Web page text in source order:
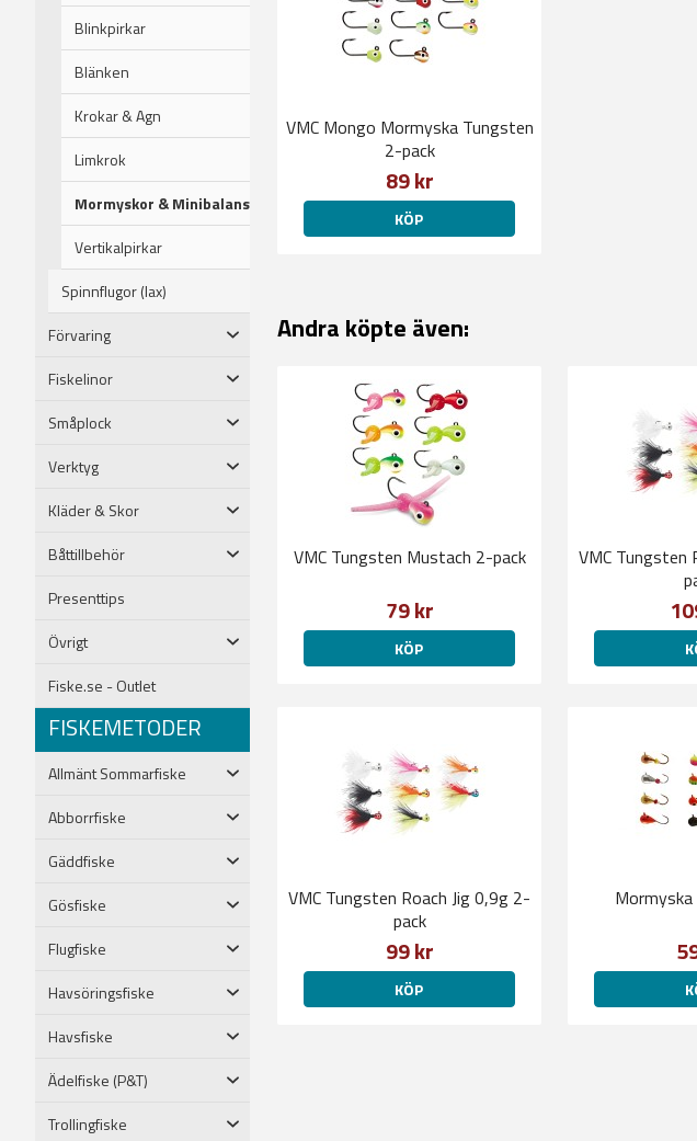
Blinkpirkar
Blänken
Krokar & Agn
Limkrok
Mormyskor & Minibalans
Vertikalpirkar
Spinnflugor (lax)
Förvaring
Fiskelinor
Småplock
Verktyg
Kläder & Skor
Båttillbehör
Presenttips
Övrigt
Fiske.se - Outlet
FISKEMETODER
Allmänt Sommarfiske
Abborrfiske
Gäddfiske
Gösfiske
Flugfiske
Havsöringsfiske
Havsfiske
Ädelfiske (P&T)
Trollingfiske
VMC Mongo Mormyska Tungsten
2-pack
89 kr
KÖP
Andra köpte även:
VMC Tungsten Mustach 2-pack
79 kr
KÖP
VMC Tungsten
VMC Tungsten Roach Jig 0,9g 2-
pack
99 kr
KÖP